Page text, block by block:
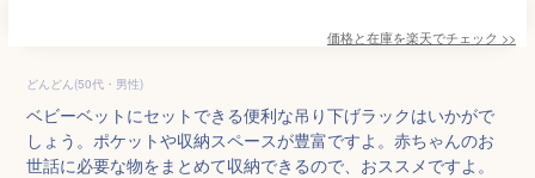
価格と在庫を楽天でチェック >>
どんどん(50代・男性)
ベビーベットにセットできる便利な吊り下げラックはいかがで
しょう。ポケットや収納スペースが豊富ですよ。赤ちゃんのお
世話に必要な物をまとめて収納できるので、おススメですよ。